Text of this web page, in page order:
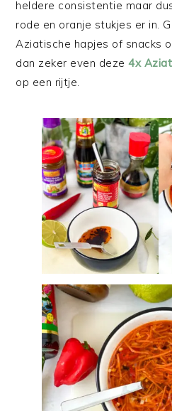
heldere consistentie maar
rode en oranje stukjes er in.
Aziatische hapjes of snacks
dan zeker even deze4x
op een rijtje.